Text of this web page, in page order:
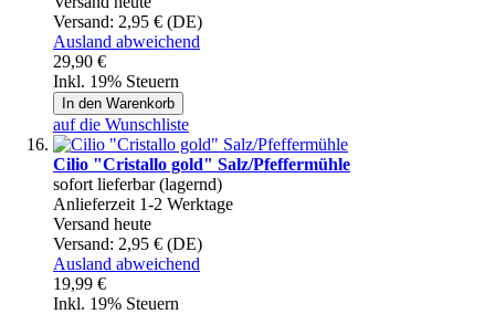
Versand: 2,95 € (DE)
Ausland abweichend
29,90 €
Inkl. 19% Steuern
In den Warenkorb
auf die Wunschliste
Cilio "Cristallo gold" Salz/Pfeffermühle
sofort lieferbar (lagernd)
Anlieferzeit 1-2 Werktage
Versand heute
Versand: 2,95 € (DE)
Ausland abweichend
19,99 €
Inkl. 19% Steuern